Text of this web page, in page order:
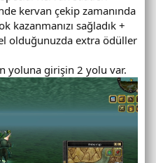
kervan çekip zamanında
kazanmanızı sağladık +
olduğunuzda extra ödüller
yoluna girişin 2 yolu var.